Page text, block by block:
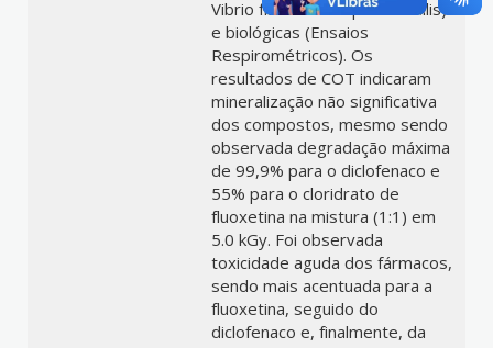
Vibrio fischeri e Daphnia similis)
e biológicas (Ensaios
Respirométricos). Os
resultados de COT indicaram
mineralização não significativa
dos compostos, mesmo sendo
observada degradação máxima
de 99,9% para o diclofenaco e
55% para o cloridrato de
fluoxetina na mistura (1:1) em
5.0 kGy. Foi observada
toxicidade aguda dos fármacos,
sendo mais acentuada para a
fluoxetina, seguido do
diclofenaco e, finalmente, da